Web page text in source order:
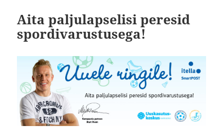
Aita paljulapselisi peresid
spordivarustusega!